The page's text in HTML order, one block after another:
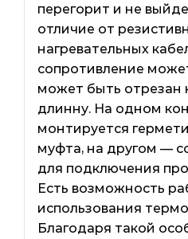
перегорит и не
отличие от
нагревательных
сопротивление
может быть
длинну. На одном
монтируется
муфта, на другом —
для подключения
Есть возможность
использования
Благодаря такой